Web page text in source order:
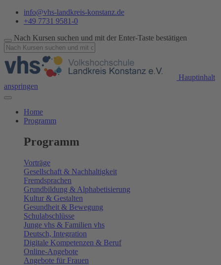
info@vhs-landkreis-konstanz.de
+49 7731 9581-0
Nach Kursen suchen und mit der Enter-Taste bestätigen
Hauptinhalt
anspringen
Home
Programm
Programm
Vorträge
Gesellschaft & Nachhaltigkeit
Fremdsprachen
Grundbildung & Alphabetisierung
Kultur & Gestalten
Gesundheit & Bewegung
Schulabschlüsse
Junge vhs & Familien vhs
Deutsch, Integration
Digitale Kompetenzen & Beruf
Online-Angebote
Angebote für Frauen